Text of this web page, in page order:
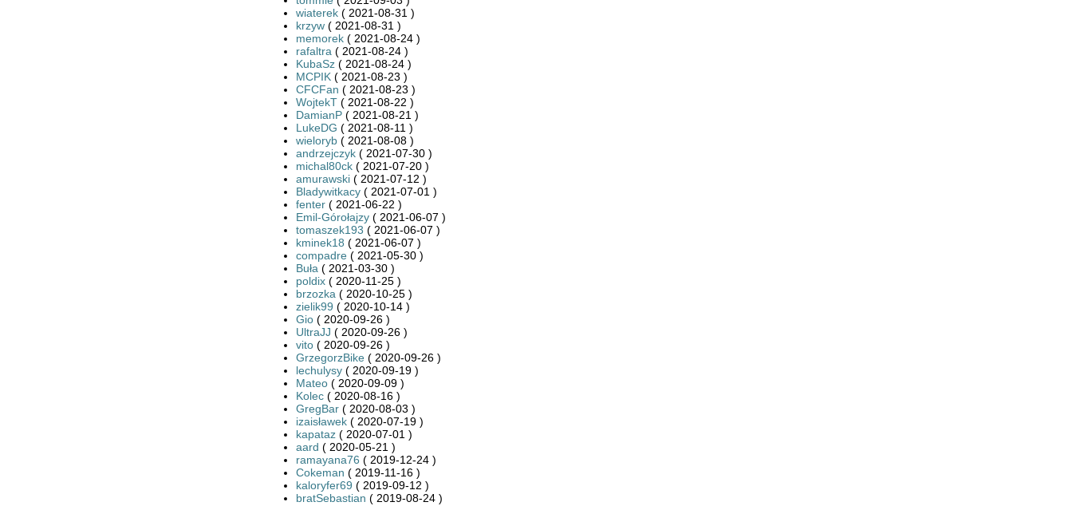
wiaterek( 2021-08-31 )
krzyw( 2021-08-31 )
memorek( 2021-08-24 )
rafaltra ( 2021-08-24 )
KubaSz( 2021-08-24 )
MCPIK( 2021-08-23 )
CFCFan ( 2021-08-23 )
WojtekT( 2021-08-22 )
DamianP( 2021-08-21 )
LukeDG ( 2021-08-11 )
wieloryb( 2021-08-08 )
andrzejczyk( 2021-07-30 )
michal80ck( 2021-07-20 )
amurawski( 2021-07-12 )
Bladywitkacy( 2021-07-01 )
fenter( 2021-06-22 )
Emil-Górołajzy( 2021-06-07 )
tomaszek193 ( 2021-06-07 )
kminek18 ( 2021-06-07 )
compadre( 2021-05-30 )
Buła ( 2021-03-30 )
poldix( 2020-11-25 )
brzozka ( 2020-10-25 )
zielik99 ( 2020-10-14 )
Gio( 2020-09-26 )
UltraJJ ( 2020-09-26 )
vito( 2020-09-26 )
GrzegorzBike( 2020-09-26 )
lechulysy( 2020-09-19 )
Mateo( 2020-09-09 )
Kolec( 2020-08-16 )
GregBar( 2020-08-03 )
izaisławek( 2020-07-19 )
kapataz( 2020-07-01 )
aard ( 2020-05-21 )
ramayana76 ( 2019-12-24 )
Cokeman ( 2019-11-16 )
kaloryfer69 ( 2019-09-12 )
bratSebastian ( 2019-08-24 )